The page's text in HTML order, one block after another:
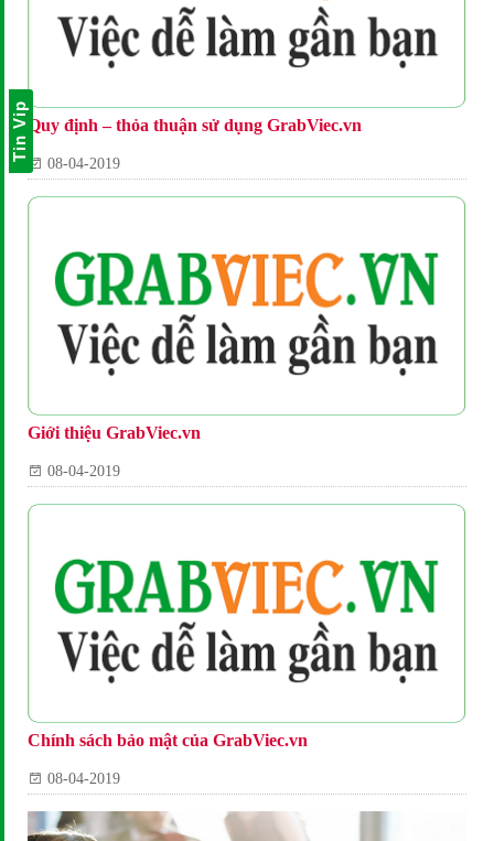
Tin Vip Quy định – thỏa thuận sử dụng GrabViec.vn
08-04-2019
Giới thiệu GrabViec.vn
08-04-2019
Chính sách bảo mật của GrabViec.vn
08-04-2019